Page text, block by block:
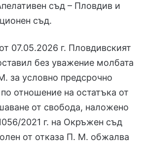
съд – Пловдив и
съд.
07.05.2026 г. Пловдивският
без уважение молбата
за условно предсрочно
отношение на остатъка от
от свобода, наложено
2021 г. на Окръжен съд
от отказа П. М. обжалва